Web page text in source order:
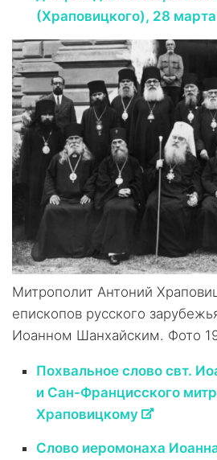
(Храповицкого), 28 марта
Митрополит Антоний
епископов русского
Иоанном Шанхайским. Фото
Похвальное слово свт.
и Сан-Францисского
Храповицкому
Слово иеромонаха